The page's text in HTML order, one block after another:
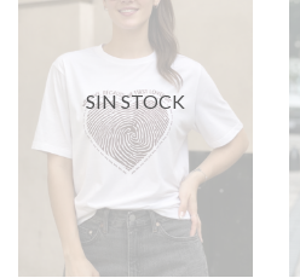
SIN STOCK